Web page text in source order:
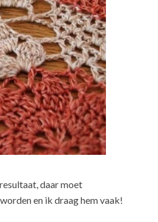
daar moet
en ik draag hem vaak!